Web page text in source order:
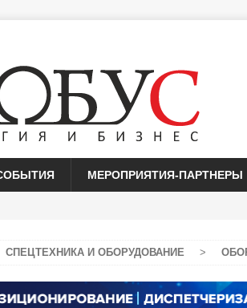
МЕРОПРИЯТИЯ-ПАРТНЕРЫ
СПЕЦТЕХНИКА И ОБОРУДОВАНИЕ >